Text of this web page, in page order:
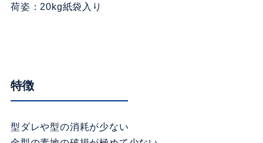
荷姿：20kg紙袋入り
特徴
型ダレや型の消耗が少ない